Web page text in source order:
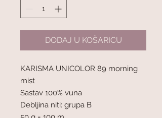
DODAJ U KOŠARICU
KARISMA UNICOLOR 89 morning
mist
Sastav 100% vuna
Debljina niti: grupa B